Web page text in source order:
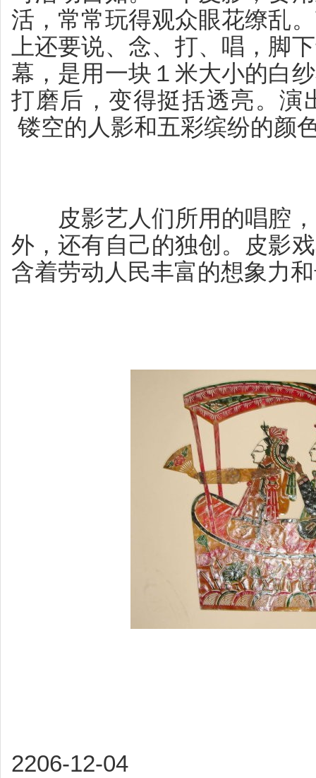
活，常常玩得观众眼花缭乱
上还要说、念、打、唱，脚
幕，是用一块１米大小的白
打磨后，变得挺括透亮。演
镂空的人影和五彩缤纷的颜
皮影艺人们所用的唱腔，
外，还有自己的独创。皮影
含着劳动人民丰富的想象力
2206-12-04